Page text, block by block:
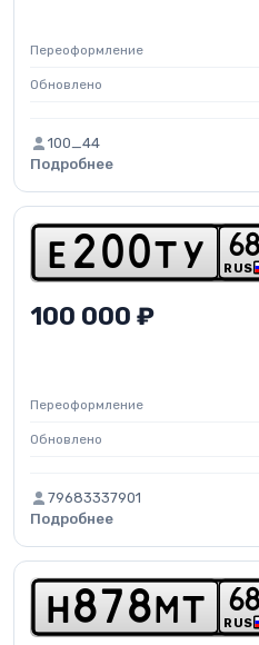
Переоформление
Обновлено
100_44
Подробнее
e 2 0 0t y RUS
68
100 000 ₽
Переоформление
Обновлено
79683337901
Подробнее
h 8 7 8 m t RUS
68